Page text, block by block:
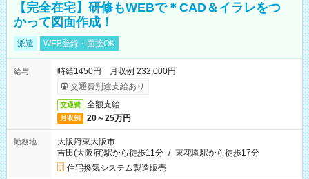
【完全在宅】研修もWEBで＊CAD＆イラレをつ
かって図面作成！
派遣 WEB登録・面接OK
給与
時給1450円 月収例 232,000円
交通費別途支給あり
交通費 全額支給
月収例 20～25万円
勤務地
大阪府東大阪市
吉田(大阪府)駅から徒歩11分 / 東花園駅から徒歩17分
住宅換気システム製造販売